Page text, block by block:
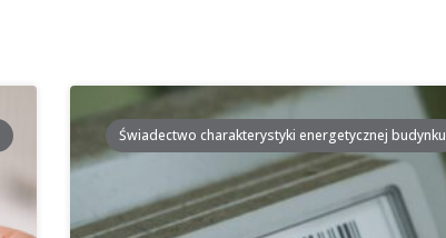
Świadectwo charakterystyki energetycznej budynku